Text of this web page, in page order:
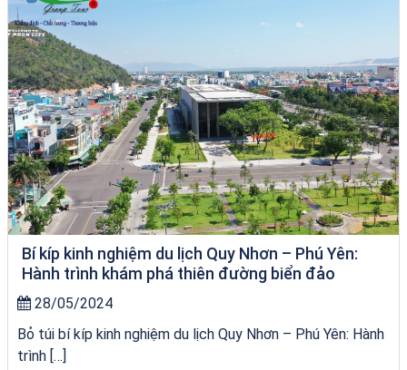
Bí kíp kinh nghiệm du lịch Quy Nhơn – Phú Yên:
Hành trình khám phá thiên đường biển đảo
28/05/2024
Bỏ túi bí kíp kinh nghiệm du lịch Quy Nhơn – Phú Yên: Hành
trình […]